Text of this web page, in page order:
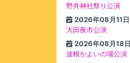
野井神社祭り公演
2026年08月11
大田夜市公演
2026年08月18
波根かよいの場公演